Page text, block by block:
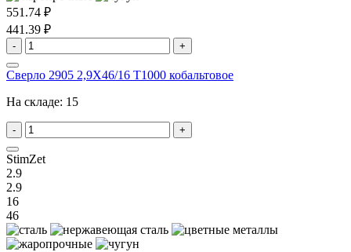
551.74 ₽
441.39 ₽
- +
Сверло 2905 2,9X46/16 T1000 кобальтовое
На складе: 15
- +
StimZet
2.9
2.9
16
46